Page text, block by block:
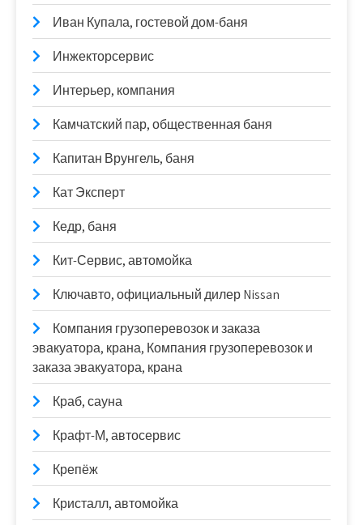
Иван Купала, гостевой дом-баня
Инжекторсервис
Интерьер, компания
Камчатский пар, общественная баня
Капитан Врунгель, баня
Кат Эксперт
Кедр, баня
Кит-Сервис, автомойка
Ключавто, официальный дилер Nissan
Компания грузоперевозок и заказа
эвакуатора, крана, Компания грузоперевозок и
заказа эвакуатора, крана
Краб, сауна
Крафт-М, автосервис
Крепёж
Кристалл, автомойка